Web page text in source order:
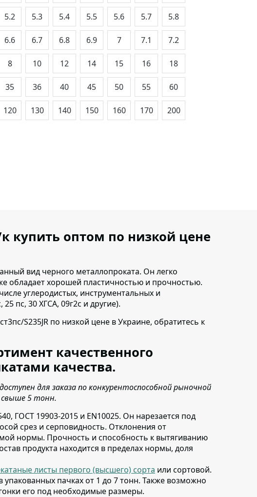
5.2 5.3 5.4 5.5 5.6 5.7 5.8
6.6 6.7 6.8 6.9 7 7.1 7.2
8 10 12 14 15 16 18
35 36 40 45 50 55 60
120 130 140 150 160 170 200
купить оптом по низкой цене
вид черного металлопроката. Он легко
обладает хорошей пластичностью и прочностью.
углеродистых, инструментальных и
пс, 30 ХГСА, 09г2с и другие).
S235JR по низкой цене в Украине, обратитесь к
качественного
качества.
для заказа по конкурентоспособной рыночной
свыше 5 тонн.
ГОСТ 19903-2015 и EN10025. Он нарезается под
срез и серповидность. Отклонения от
нормы. Прочность и способность к вытягиванию
продукта находится в пределах нормы, доля
листы первого (высшего) сорта или сортовой.
пачках от 1 до 7 тонн. Также возможно
его под необходимые размеры.